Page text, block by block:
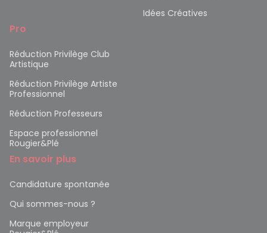
Idées Créatives
Pro
Réduction Privilège Club
Artistique
Réduction Privilège Artiste
Professionnel
Réduction Professeurs
Espace professionnel
Rougier&Plé
En savoir plus
Candidature spontanée
Qui sommes-nous ?
Marque employeur